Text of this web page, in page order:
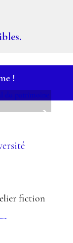
!
À
DU
fiction